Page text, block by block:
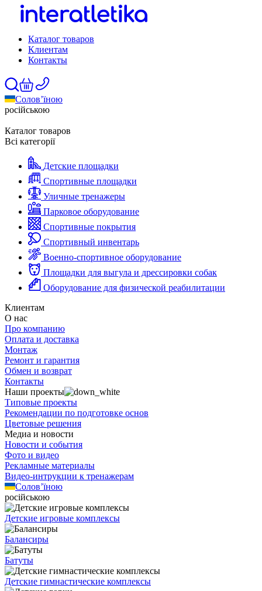
Каталог товаров
Клиентам
Контакты
Солов’їною
російською
Каталог товаров
Всі категорії
Детские площадки
Спортивные площадки
Уличные тренажеры
Парковое оборудование
Спортивные покрытия
Спортивный инвентарь
Военно-спортивное оборудование
Площадки для выгула и дрессировки собак
Оборудование для физической реабилитации
Клиентам
О нас
Про компанию
Оплата и доставка
Монтаж
Ремонт и гарантия
Обмен и возврат
Контакты
Наши проекты
Типовые проекты
Рекомендации по подготовке основ
Цветовые решения
Медиа и новости
Новости и события
Фото и видео
Рекламные материалы
Видео-интрукции к тренажерам
Солов’їною
російською
Детские игровые комплексы
Балансиры
Батуты
Детские гимнастические комплексы